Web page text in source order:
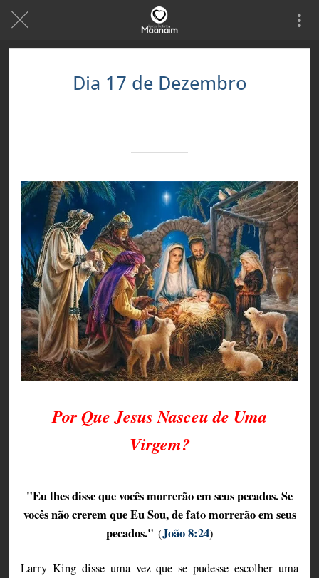
Dia 17 de Dezembro
Por Que Jesus Nasceu de Uma
Virgem?
"Eu lhes disse que vocês morrerão em seus pecados. Se
vocês não crerem que Eu Sou, de fato morrerão em seus
pecados." (João 8:24)
Larry King disse uma vez que se pudesse escolher uma